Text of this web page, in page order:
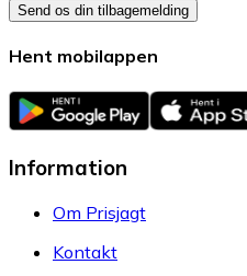
Send os din tilbagemelding
Hent mobilappen
Information
Om Prisjagt
Kontakt